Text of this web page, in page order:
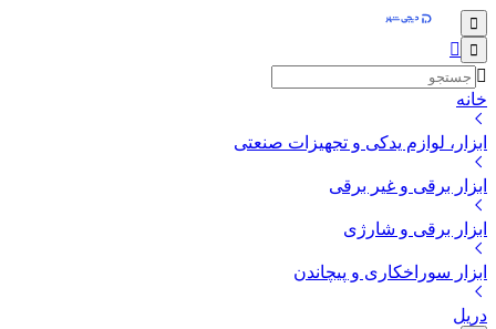
خانه
ابزار، لوازم یدکی و تجهیزات صنعتی
ابزار برقی و غیر برقی
ابزار برقی و شارژی
ابزار سوراخکاری و پیچاندن
دریل